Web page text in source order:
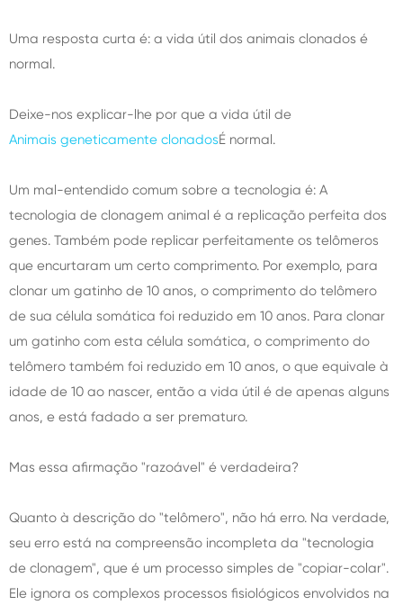
Uma resposta curta é: a vida útil dos animais clonados é
normal.
Deixe-nos explicar-lhe por que a vida útil de
Animais geneticamente clonadosÉ normal.
Um mal-entendido comum sobre a tecnologia é: A
tecnologia de clonagem animal é a replicação perfeita dos
genes. Também pode replicar perfeitamente os telômeros
que encurtaram um certo comprimento. Por exemplo, para
clonar um gatinho de 10 anos, o comprimento do telômero
de sua célula somática foi reduzido em 10 anos. Para clonar
um gatinho com esta célula somática, o comprimento do
telômero também foi reduzido em 10 anos, o que equivale à
idade de 10 ao nascer, então a vida útil é de apenas alguns
anos, e está fadado a ser prematuro.
Mas essa afirmação "razoável" é verdadeira?
Quanto à descrição do "telômero", não há erro. Na verdade,
seu erro está na compreensão incompleta da "tecnologia
de clonagem", que é um processo simples de "copiar-colar".
Ele ignora os complexos processos fisiológicos envolvidos na